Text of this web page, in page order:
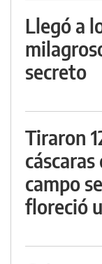
Llegó a
secreto
Tiraron
campo
floreció